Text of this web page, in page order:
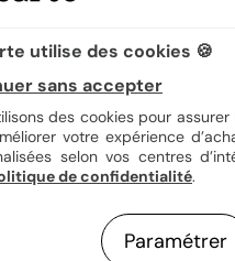
nounou
utilise des cookies 🍪
sans accepter
des cookies pour
votre expérience
selon vos centres
de confidentialité.
Paramétrer